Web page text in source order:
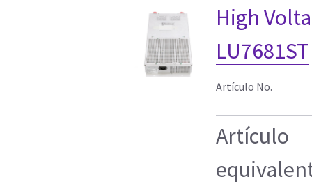
High
LU7681ST
Artículo No.
Artículo